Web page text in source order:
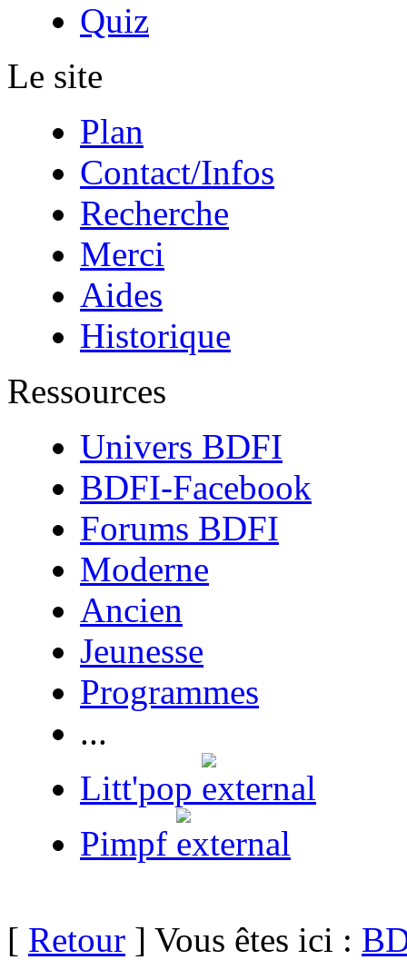
Quiz
Le site
Plan
Contact/Infos
Recherche
Merci
Aides
Historique
Ressources
Univers BDFI
BDFI-Facebook
Forums BDFI
Moderne
Ancien
Jeunesse
Programmes
...
Litt'pop
Pimpf
[ Retour ] Vous êtes ici :